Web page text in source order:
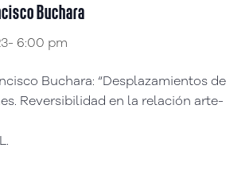
Buchara
6:00 pm
Buchara: “Desplazamientos de
Reversibilidad en la relación arte-